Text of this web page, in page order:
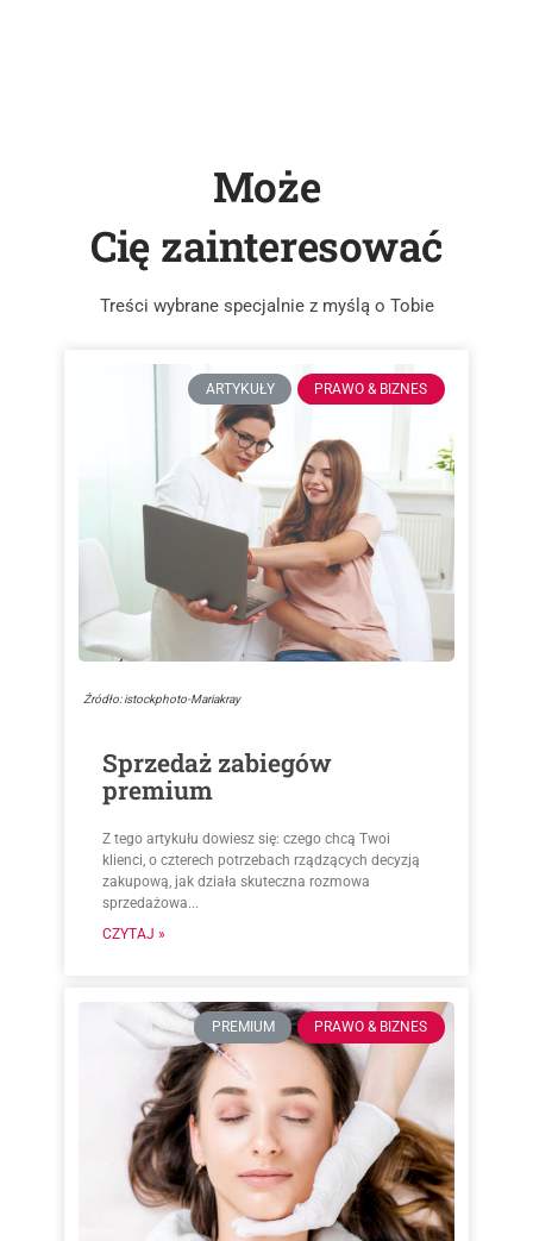
Może
Cię zainteresować
Treści wybrane specjalnie z myślą o Tobie
ARTYKUŁY PRAWO & BIZNES
Źródło: istockphoto-Mariakray
Sprzedaż zabiegów
premium
Z tego artykułu dowiesz się: czego chcą Twoi
klienci, o czterech potrzebach rządzących decyzją
zakupową, jak działa skuteczna rozmowa
sprzedażowa...
CZYTAJ »
PREMIUM PRAWO & BIZNES